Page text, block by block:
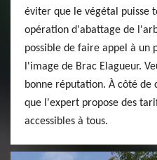
éviter que le végétal puisse
opération d'abattage de
possible de faire appel à un
l'image de Brac Elagueur.
bonne réputation. À côté de
que l'expert propose des
accessibles à tous.